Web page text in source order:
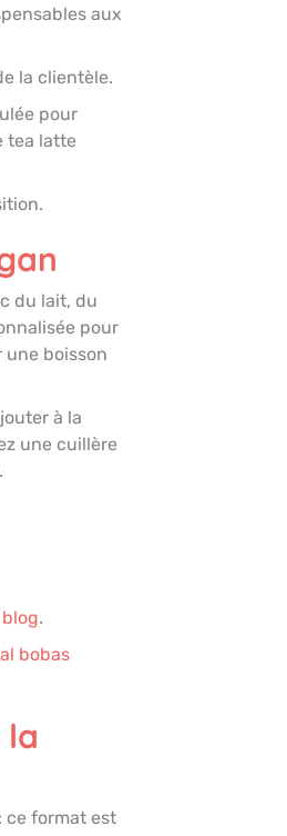
aux
la clientèle.
pour
tea latte
du lait, du
pour
une boisson
à la
une cuillère
.
bobas
la
ce format est